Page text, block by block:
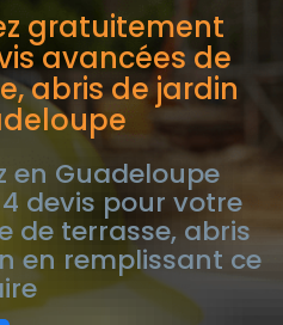
gratuitement
avancées de
abris de jardin
en Guadeloupe
devis pour votre
de terrasse, abris
en remplissant ce